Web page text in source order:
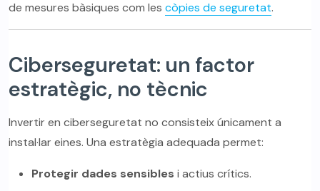
de mesures bàsiques com les còpies de seguretat.
Ciberseguretat: un factor
estratègic, no tècnic
Invertir en ciberseguretat no consisteix únicament a
instal·lar eines. Una estratègia adequada permet:
Protegir dades sensibles i actius crítics.